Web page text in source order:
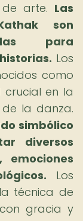
arte. Las
son
para
Los
como
crucial en la
la danza.
simbólico
diversos
emociones
Los
técnica de
gracia y